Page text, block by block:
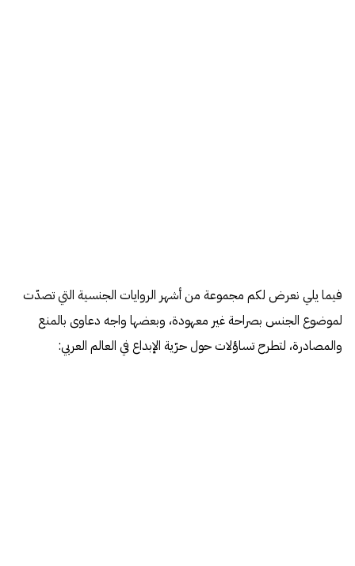
فيما يلي نعرض لكم مجموعة من أشهر الروايات الجنسية التي تصدّت
لموضوع الجنس بصراحة غير معهودة، وبعضها واجه دعاوى بالمنع
والمصادرة، لتطرح تساؤلات حول حرّية الإبداع في العالم العربي: